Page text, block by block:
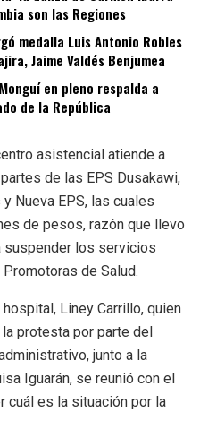
son las Regiones
medalla Luis Antonio Robles
Jaime Valdés Benjumea
en pleno respalda a
de la República
asistencial atiende a
de las EPS Dusakawi,
Nueva EPS, las cuales
de pesos, razón que llevo
suspender los servicios
de Salud.
Liney Carrillo, quien
protesta por parte del
junto a la
Iguarán, se reunió con el
cuál es la situación por la